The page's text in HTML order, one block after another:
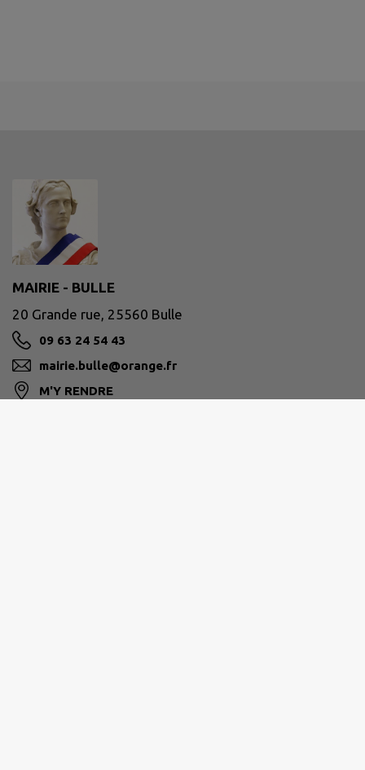
MAIRIE - BULLE
20 Grande rue, 25560 Bulle
09 63 24 54 43
mairie.bulle@orange.fr
M'Y RENDRE